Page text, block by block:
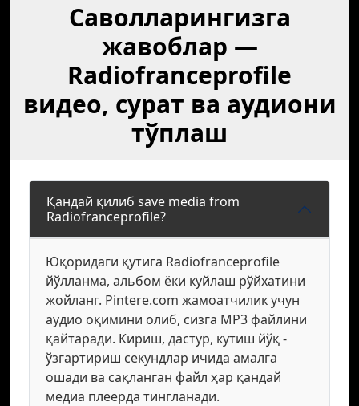
Саволларингизга
жавоблар —
Radiofranceprofile
видео, сурат ва аудиони
тўплаш
Қандай қилиб save media from
Radiofranceprofile?
Юқоридаги қутига Radiofranceprofile
йўлланма, альбом ёки куйлаш рўйхатини
жойланг. Pintere.com жамоатчилик учун
аудио оқимини олиб, сизга MP3 файлини
қайтаради. Кириш, дастур, кутиш йўқ -
ўзгартириш секундлар ичида амалга
ошади ва сақланган файл ҳар қандай
медиа плеерда тингланади.